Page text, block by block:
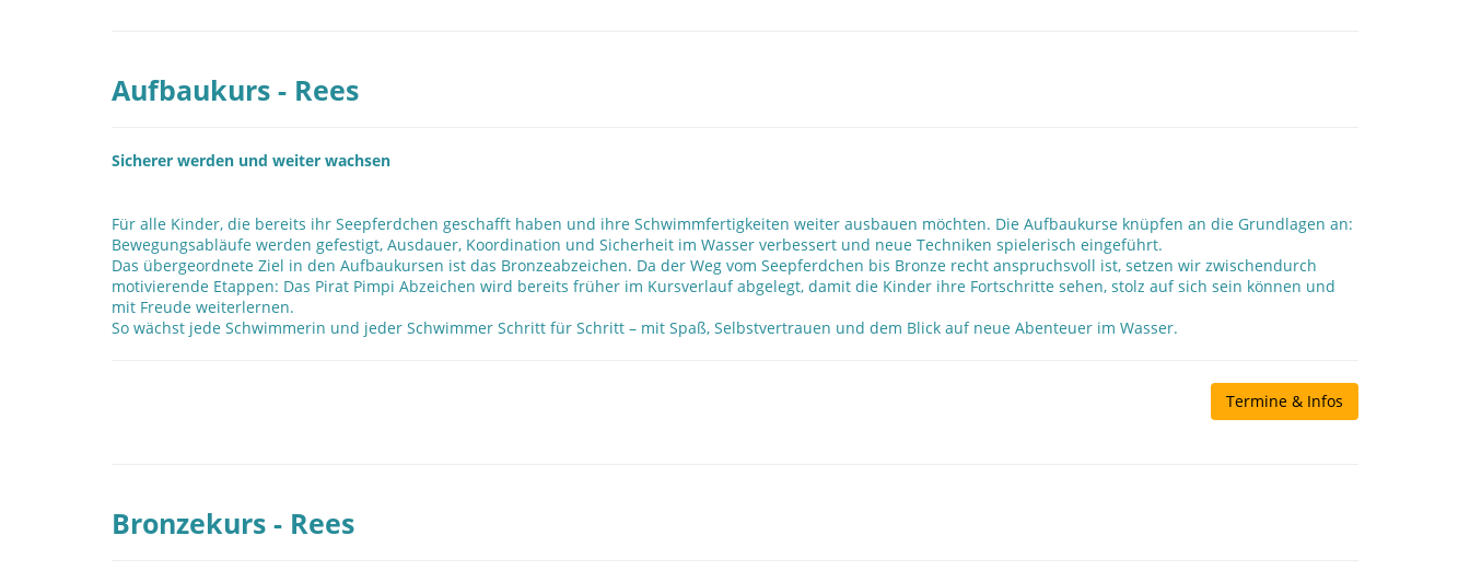
Aufbaukurs - Rees
Sicherer werden und weiter wachsen
Für alle Kinder, die bereits ihr Seepferdchen geschafft haben und ihre Schwimmfertigkeiten weiter ausbauen möchten. Die Aufbaukurse knüpfen an die Grundlagen an:
Bewegungsabläufe werden gefestigt, Ausdauer, Koordination und Sicherheit im Wasser verbessert und neue Techniken spielerisch eingeführt.
Das übergeordnete Ziel in den Aufbaukursen ist das Bronzeabzeichen. Da der Weg vom Seepferdchen bis Bronze recht anspruchsvoll ist, setzen wir zwischendurch
motivierende Etappen: Das Pirat Pimpi Abzeichen wird bereits früher im Kursverlauf abgelegt, damit die Kinder ihre Fortschritte sehen, stolz auf sich sein können und
mit Freude weiterlernen.
So wächst jede Schwimmerin und jeder Schwimmer Schritt für Schritt – mit Spaß, Selbstvertrauen und dem Blick auf neue Abenteuer im Wasser.
Termine & Infos
Bronzekurs - Rees